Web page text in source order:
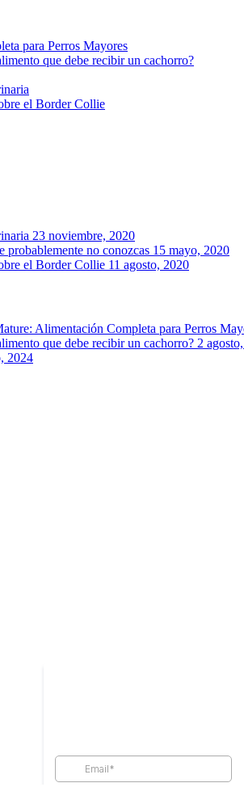
para Perros Mayores
que debe recibir un cachorro?
el Border Collie
23 noviembre, 2020
probablemente no conozcas 15 mayo, 2020
el Border Collie 11 agosto, 2020
Alimentación Completa para Perros
que debe recibir un cachorro? 2
2024